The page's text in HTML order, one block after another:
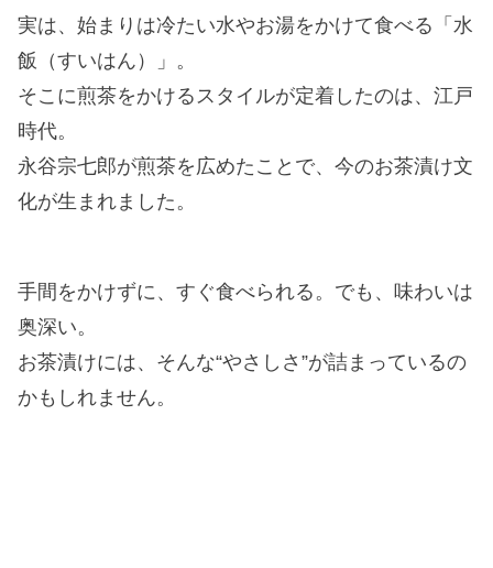
実は、始まりは冷たい水やお湯をかけて食べる「水
飯（すいはん）」。
そこに煎茶をかけるスタイルが定着したのは、江戸
時代。
永谷宗七郎が煎茶を広めたことで、今のお茶漬け文
化が生まれました。
手間をかけずに、すぐ食べられる。でも、味わいは
奥深い。
お茶漬けには、そんな“やさしさ”が詰まっているの
かもしれません。